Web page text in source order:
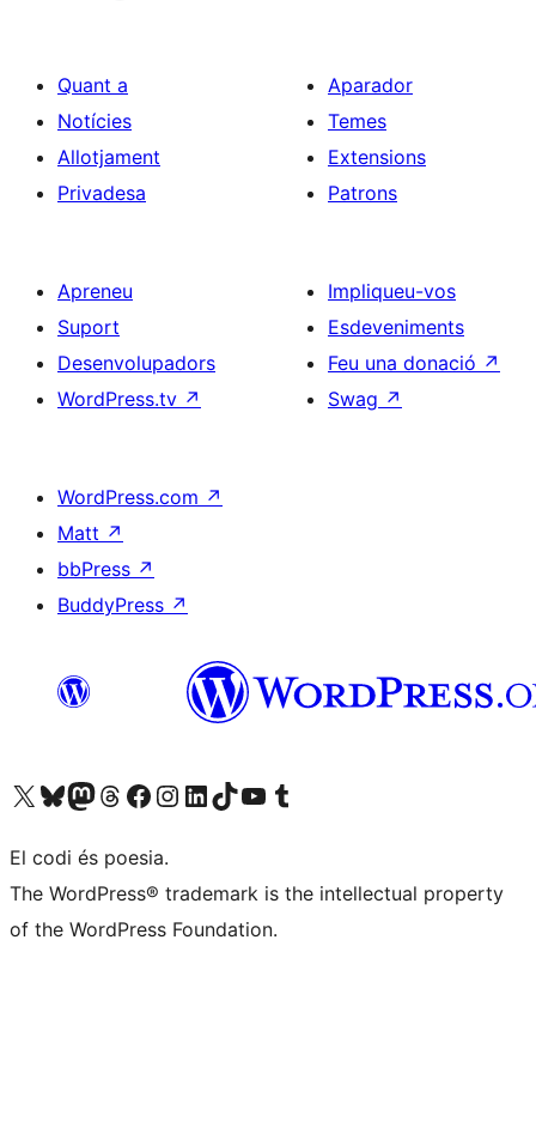
Quant a
Notícies
Allotjament
Privadesa
Aparador
Temes
Extensions
Patrons
Apreneu
Suport
Desenvolupadors
WordPress.tv ↗
Impliqueu-vos
Esdeveniments
Feu una donació ↗
Swag ↗
WordPress.com ↗
Matt ↗
bbPress ↗
BuddyPress ↗
Visiteu el nostre compte X (abans Twitter)
Visiteu el nostre compte de Bluesky
Visiteu el nostre compte al Mastodon
Visiteu el nostre compte de Threads
Visiteu la nostra pàgina al Facebook
Visiteu el nostre compte d'Instagram
Visiteu el nostre compte de LinkedIn
Visiteu el nostre compte de TikTok
Visiteu el nostre canal al YouTube
Visiteu el nostre compte de Tumblr
El codi és poesia.
The WordPress® trademark is the intellectual property
of the WordPress Foundation.